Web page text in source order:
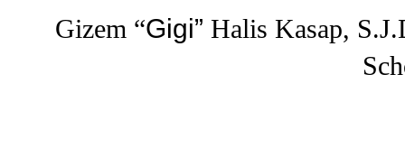
Gizem “Gigi” Halis Kasap,